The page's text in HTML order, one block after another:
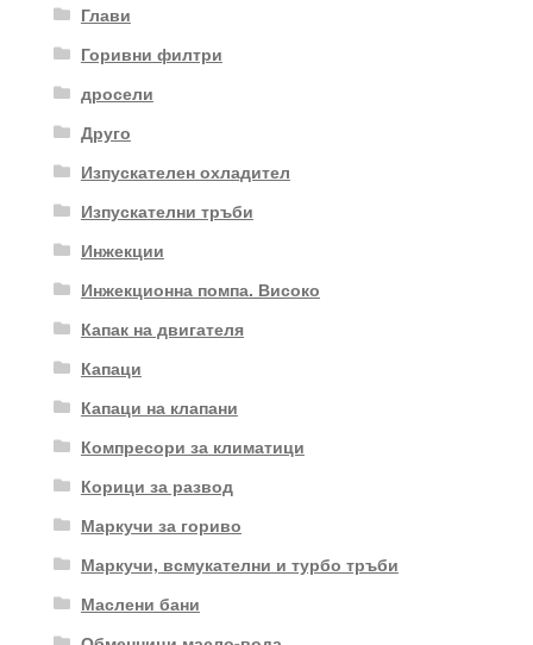
Глави
Горивни филтри
дросели
Друго
Изпускателен охладител
Изпускателни тръби
Инжекции
Инжекционна помпа. Високо
Капак на двигателя
Капаци
Капаци на клапани
Компресори за климатици
Корици за развод
Маркучи за гориво
Маркучи, всмукателни и турбо тръби
Маслени бани